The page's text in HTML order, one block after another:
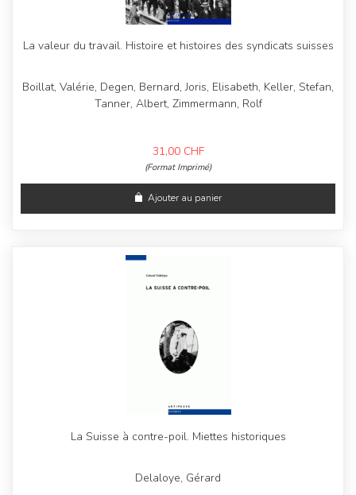
La valeur du travail. Histoire et histoires des syndicats suisses
Boillat, Valérie, Degen, Bernard, Joris, Elisabeth, Keller, Stefan,
Tanner, Albert, Zimmermann, Rolf
31,00 CHF
(Format Imprimé)
Ajouter au panier
La Suisse à contre-poil. Miettes historiques
Delaloye, Gérard